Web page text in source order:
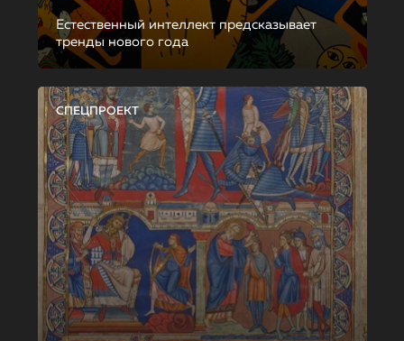
Естественный интеллект предсказывает
тренды нового года
СПЕЦПРОЕКТ